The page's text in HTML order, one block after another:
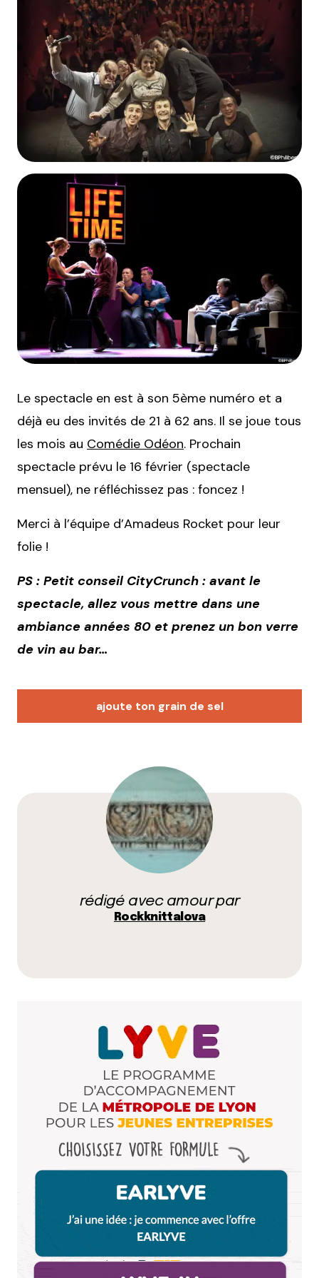
Le spectacle en est à son 5ème numéro et a
déjà eu des invités de 21 à 62 ans. Il se joue tous
les mois au Comédie Odéon. Prochain
spectacle prévu le 16 février (spectacle
mensuel), ne réfléchissez pas : foncez !
Merci à l’équipe d’Amadeus Rocket pour leur
folie !
PS : Petit conseil CityCrunch : avant le
spectacle, allez vous mettre dans une
ambiance années 80 et prenez un bon verre
de vin au bar…
ajoute ton grain de sel
Votre adresse e-mail ne sera pas publiée.
champs obligatoires sont indiqués avec
navigateur pour mon prochain commentaire.
Prévenez-moi de tous les nouveaux commentaires
Et bim !
rédigé avec amour par
Rockknittalova